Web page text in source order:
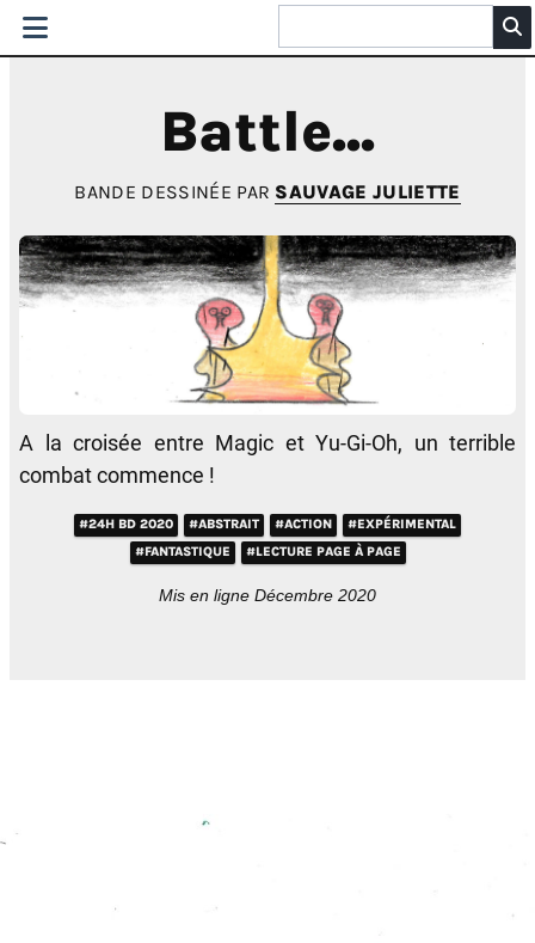
Battle...
BANDE DESSINÉE PAR SAUVAGE JULIETTE
A la croisée entre Magic et Yu-Gi-Oh, un terrible
combat commence !
#24H BD 2020 #ABSTRAIT #ACTION
#EXPÉRIMENTAL
#FANTASTIQUE
#LECTURE PAGE À PAGE
Mis en ligne Décembre 2020